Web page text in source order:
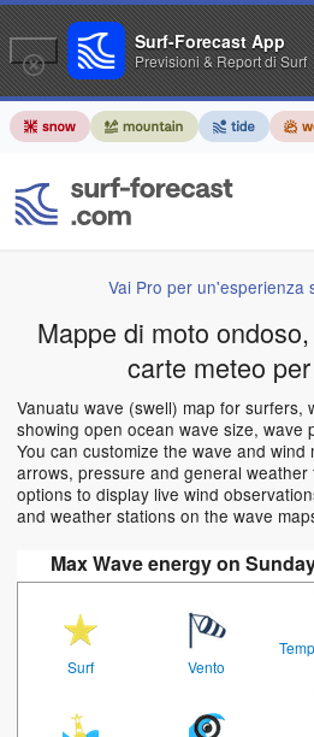
Vai Pro per un'esperienza
Mappe di moto
carte meteo
Vanuatu wave (swell) map for surfers,
showing open ocean wave size, wave
You can customize the wave and
arrows, pressure and general
options to display live wind
and weather stations on the wave
Max Wave energy on
Surf Vento
Surf-Forecast App
Previsioni & Report di Surf